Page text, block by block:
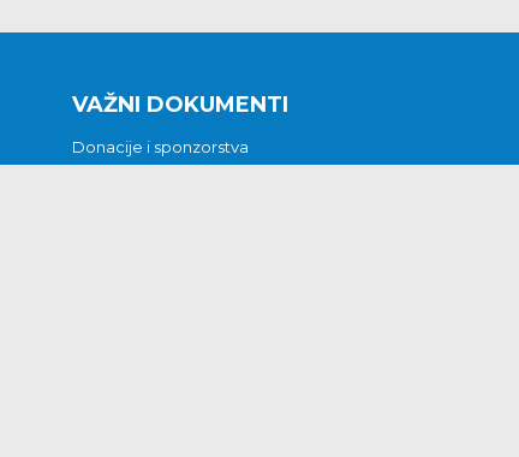
VAŽNI DOKUMENTI
Donacije i sponzorstva